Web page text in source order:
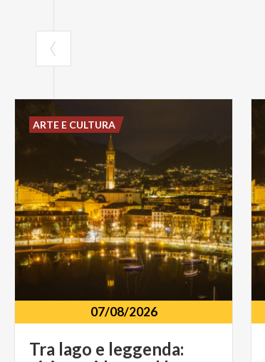
07/08/2026
Tra lago e leggenda:
ARTE E CULTURA